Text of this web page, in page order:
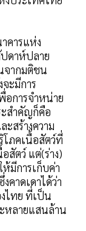
คารแห่ง
ดาห์ปลาย
จากมติชน
ะมีการ
อการจำหน่าย
ะสำคัญก็คือ
ะสร้างความ
ภคเนื้อสัตว์ที่
สัตว์ แต่(ร่าง)
มีการเก็บค่า
คาดเดาได้ว่า
ไทย ที่เป็น
หลายแสนล้าน